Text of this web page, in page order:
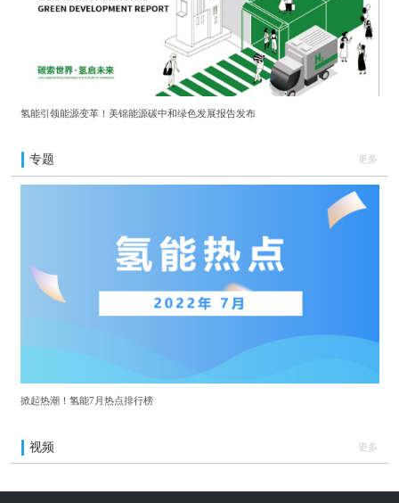
氢能引领能源变革！美锦能源碳中和绿色发展报告发布
专题 更多
掀起热潮！氢能7月热点排行榜
视频 更多